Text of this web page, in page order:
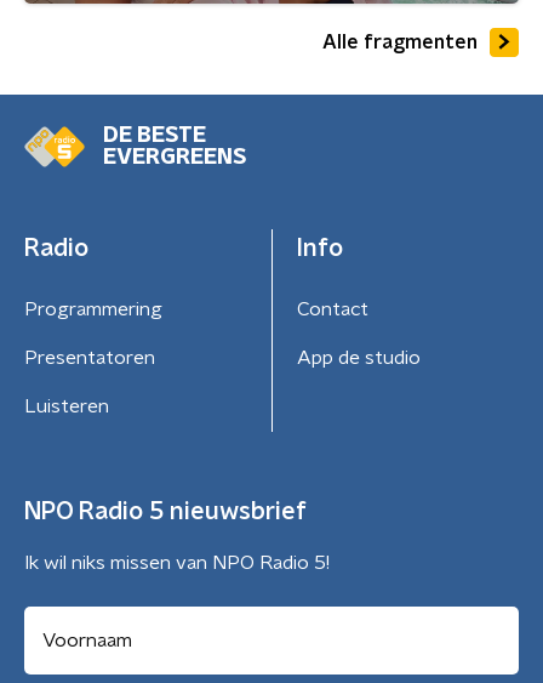
Alle fragmenten
DE BESTE
EVERGREENS
Radio
Programmering
Presentatoren
Luisteren
Info
Contact
App de studio
NPO Radio 5 nieuwsbrief
Ik wil niks missen van NPO Radio 5!